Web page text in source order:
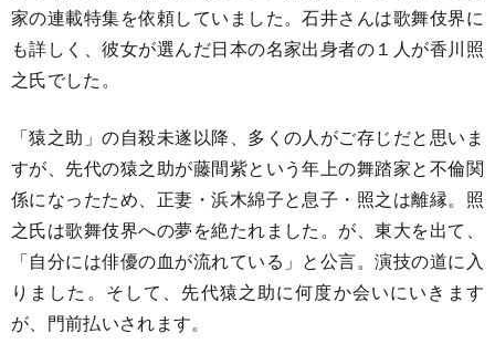
家の連載特集を依頼していました。石井さんは歌舞伎界に
も詳しく、彼女が選んだ日本の名家出身者の１人が香川照
之氏でした。
「猿之助」の自殺未遂以降、多くの人がご存じだと思いま
すが、先代の猿之助が藤間紫という年上の舞踏家と不倫関
係になったため、正妻・浜木綿子と息子・照之は離縁。照
之氏は歌舞伎界への夢を絶たれました。が、東大を出て、
「自分には俳優の血が流れている」と公言。演技の道に入
りました。そして、先代猿之助に何度か会いにいきます
が、門前払いされます。